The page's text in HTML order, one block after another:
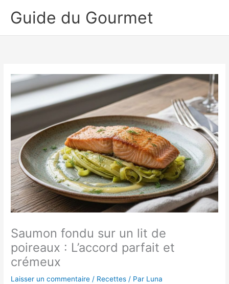
Guide du Gourmet
Saumon fondu sur un lit de
poireaux : L’accord parfait et
crémeux
Laisser un commentaire / Recettes / Par Luna